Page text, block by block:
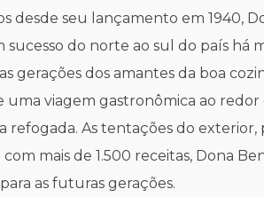
desde seu lançamento em 1940,
sucesso do norte ao sul do país
gerações dos amantes da boa
uma viagem gastronômica ao
refogada. As tentações do
mais de 1.500 receitas, Dona
as futuras gerações.